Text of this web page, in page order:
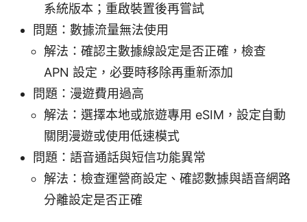
系統版本；重啟裝置後再嘗試
問題：數據流量無法使用
解法：確認主數據線設定是否正確，檢查
APN 設定，必要時移除再重新添加
問題：漫遊費用過高
解法：選擇本地或旅遊專用 eSIM，設定自動
關閉漫遊或使用低速模式
問題：語音通話與短信功能異常
解法：檢查運營商設定、確認數據與語音網路
分離設定是否正確